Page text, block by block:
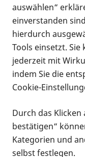
Infomaterial
Infomaterial
Vorlesen
Alle
Formaten an
auswählen“
einverstanden
hierdurch
Tools einsetzt.
jederzeit mit
indem Sie die
Cookie-
Durch das
bestätigen“
Kategorien und
selbst festlegen.